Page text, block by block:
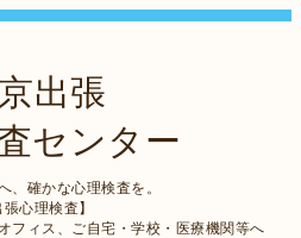
出張
センター
、確かな心理検査を。
張心理検査】
フィス、ご自宅・学校・医療機関等へ